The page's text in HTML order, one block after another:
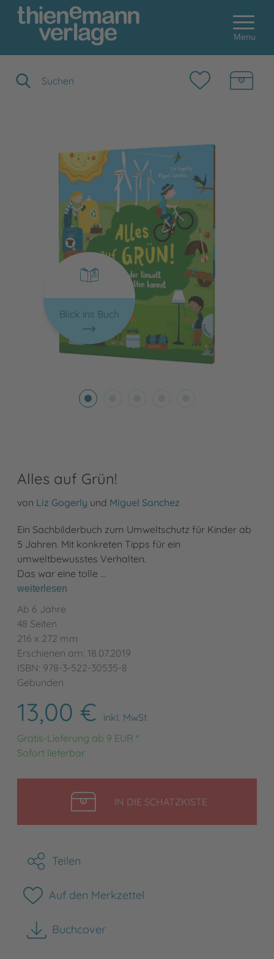
Menu
Blick ins Buch
Alles auf Grün!
von Liz Gogerly und Miguel Sanchez
Ein Sachbilderbuch zum Umweltschutz für Kinder ab
5 Jahren. Mit konkreten Tipps für ein
umweltbewusstes Verhalten.
Das war eine tolle …
weiterlesen
Ab 6 Jahre
48 Seiten
216 x 272 mm
Erschienen am: 18.07.2019
ISBN: 978-3-522-30535-8
Gebunden
13,00 €
inkl. MwSt
Gratis-Lieferung ab 9 EUR *
Sofort lieferbar
IN DIE SCHATZKISTELEGEN
Teilen
Auf den Merkzettel
Buchcover
herunterladen